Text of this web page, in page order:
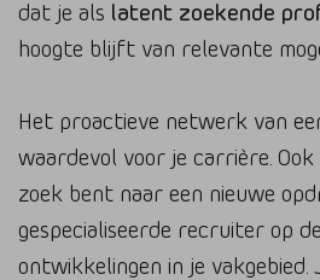
dat je als latent zoekende
hoogte blijft van relevante
Het proactieve netwerk van
waardevol voor je carrière.
zoek bent naar een nieuwe
gespecialiseerde recruiter op
ontwikkelingen in je